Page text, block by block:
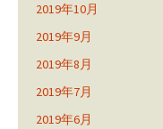
2019年10月
2019年9月
2019年8月
2019年7月
2019年6月